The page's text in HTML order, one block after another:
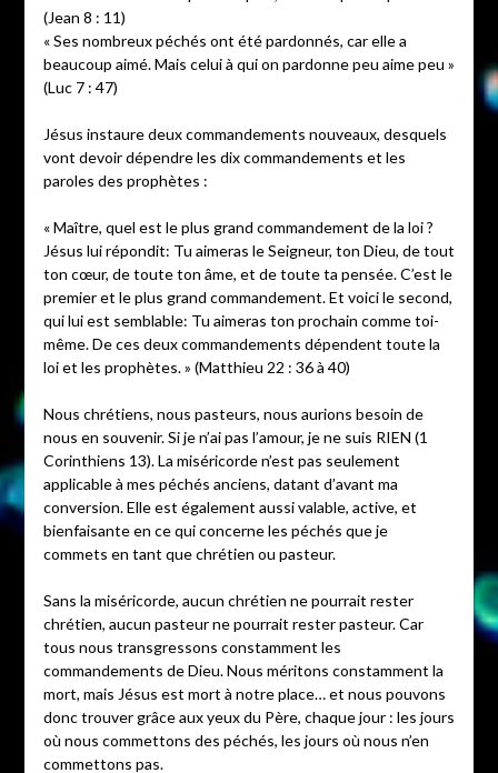
(Jean 8 : 11)
« Ses nombreux péchés ont été pardonnés, car elle a
beaucoup aimé. Mais celui à qui on pardonne peu aime peu »
(Luc 7 : 47)
Jésus instaure deux commandements nouveaux, desquels
vont devoir dépendre les dix commandements et les
paroles des prophètes :
« Maître, quel est le plus grand commandement de la loi ?
Jésus lui répondit: Tu aimeras le Seigneur, ton Dieu, de tout
ton cœur, de toute ton âme, et de toute ta pensée. C’est le
premier et le plus grand commandement. Et voici le second,
qui lui est semblable: Tu aimeras ton prochain comme toi-
même. De ces deux commandements dépendent toute la
loi et les prophètes. » (Matthieu 22 : 36 à 40)
Nous chrétiens, nous pasteurs, nous aurions besoin de
nous en souvenir. Si je n’ai pas l’amour, je ne suis RIEN (1
Corinthiens 13). La miséricorde n’est pas seulement
applicable à mes péchés anciens, datant d’avant ma
conversion. Elle est également aussi valable, active, et
bienfaisante en ce qui concerne les péchés que je
commets en tant que chrétien ou pasteur.
Sans la miséricorde, aucun chrétien ne pourrait rester
chrétien, aucun pasteur ne pourrait rester pasteur. Car
tous nous transgressons constamment les
commandements de Dieu. Nous méritons constamment la
mort, mais Jésus est mort à notre place… et nous pouvons
donc trouver grâce aux yeux du Père, chaque jour : les jours
où nous commettons des péchés, les jours où nous n’en
commettons pas.